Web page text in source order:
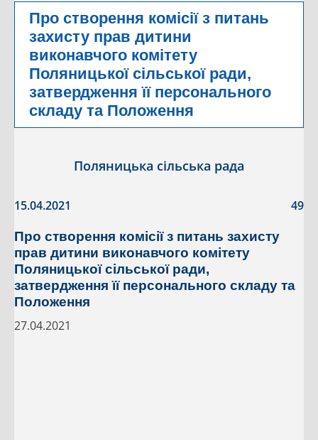
Про створення комісії з питань
захисту прав дитини
виконавчого комітету
Поляницької сільської ради,
затвердження її персонального
складу та Положення
Поляницька сільська рада
15.04.2021 49
Про створення комісії з питань захисту
прав дитини виконавчого комітету
Поляницької сільської ради,
затвердження її персонального складу та
Положення
27.04.2021